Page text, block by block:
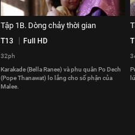
Tập 1B. Dòng chảy thời gian
T13 Full HD
32ph
Karakade (Bella Ranee) và phu quân Po Dech
(Pope Thanawat) lo lắng cho số phận của
Malee.